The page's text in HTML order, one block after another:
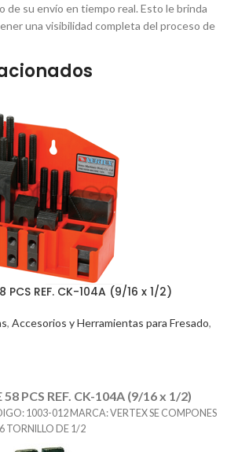
de su envío en tiempo real. Esto le brinda
una visibilidad completa del proceso de
PCS REF. CK-104A (9/16 x 1/2)
, Accesorios y Herramientas para Fresado,
58 PCS REF. CK-104A (9/16 x 1/2)
1003-012 MARCA: VERTEX SE COMPONES
TORNILLO DE 1/2